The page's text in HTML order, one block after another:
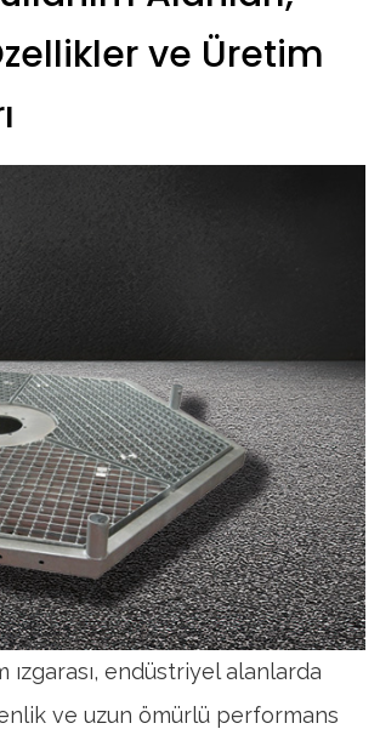
ve Üretim
endüstriyel alanlarda
ve uzun ömürlü performans